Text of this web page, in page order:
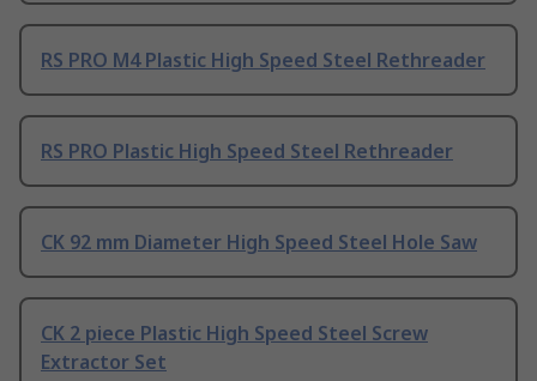
RS PRO M4 Plastic High Speed Steel Rethreader
RS PRO Plastic High Speed Steel Rethreader
CK 92 mm Diameter High Speed Steel Hole Saw
CK 2 piece Plastic High Speed Steel Screw
Extractor Set